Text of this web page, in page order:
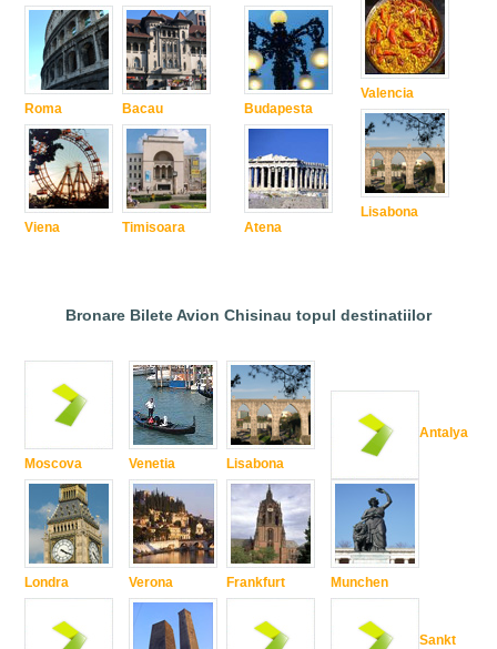
Roma
Viena
Bacau
Timisoara
Budapesta
Atena
Valencia
Lisabona
Bronare Bilete Avion Chisinau topul destinatiilor
Moscova
Londra
Venetia
Verona
Lisabona
Frankfurt
Antalya
Munchen
Sankt